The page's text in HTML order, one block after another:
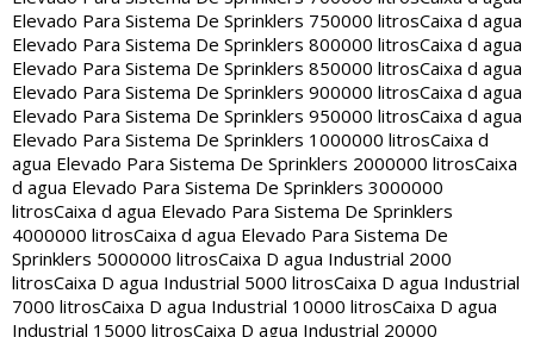
Elevado Para Sistema De Sprinklers 750000 litrosCaixa d agua
Elevado Para Sistema De Sprinklers 800000 litrosCaixa d agua
Elevado Para Sistema De Sprinklers 850000 litrosCaixa d agua
Elevado Para Sistema De Sprinklers 900000 litrosCaixa d agua
Elevado Para Sistema De Sprinklers 950000 litrosCaixa d agua
Elevado Para Sistema De Sprinklers 1000000 litrosCaixa d
agua Elevado Para Sistema De Sprinklers 2000000 litrosCaixa
d agua Elevado Para Sistema De Sprinklers 3000000
litrosCaixa d agua Elevado Para Sistema De Sprinklers
4000000 litrosCaixa d agua Elevado Para Sistema De
Sprinklers 5000000 litrosCaixa D agua Industrial 2000
litrosCaixa D agua Industrial 5000 litrosCaixa D agua Industrial
7000 litrosCaixa D agua Industrial 10000 litrosCaixa D agua
Industrial 15000 litrosCaixa D agua Industrial 20000